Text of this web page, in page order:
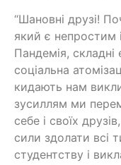
“Шановні друзі!
який є непростим
Пандемія,
соціальна
кидають нам
зусиллям ми
себе і своїх
сили здолати всі
студентству і